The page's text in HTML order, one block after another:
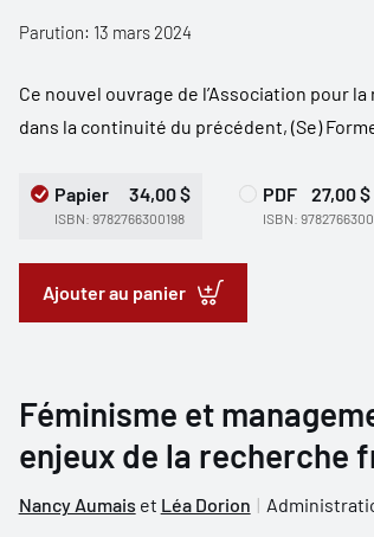
Parution: 13 mars 2024
Ce nouvel ouvrage de l’Association pour
dans la continuité du précédent, (Se)
Papier 34,00 $
ISBN: 9782766300198
PDF 27,00 $
ISBN:
Ajouter au panier
Féminisme et
enjeux de la recherche
Nancy Aumais et Léa Dorion